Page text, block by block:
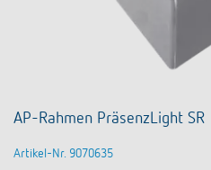
AP-Rahmen PräsenzLight SR
Artikel-Nr. 9070635